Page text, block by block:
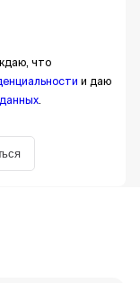
что
и даю